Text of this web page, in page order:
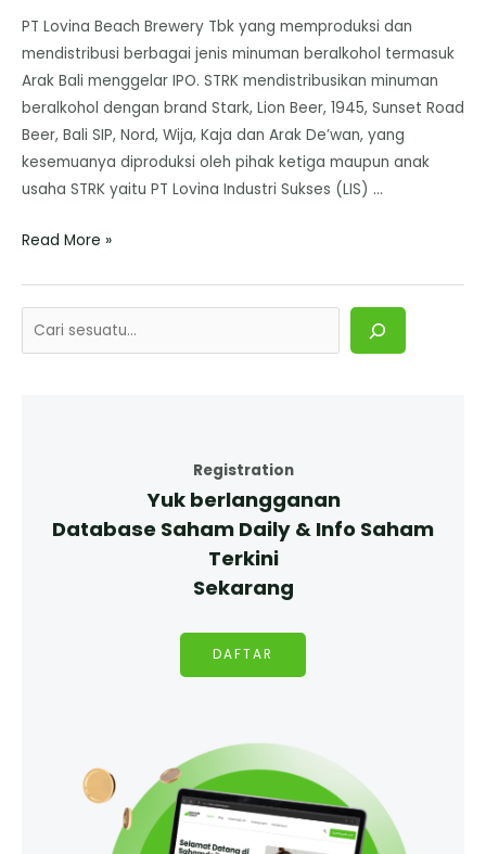
PT Lovina Beach Brewery Tbk yang memproduksi dan
mendistribusi berbagai jenis minuman beralkohol termasuk
Arak Bali menggelar IPO. STRK mendistribusikan minuman
beralkohol dengan brand Stark, Lion Beer, 1945, Sunset Road
Beer, Bali SIP, Nord, Wija, Kaja dan Arak De’wan, yang
kesemuanya diproduksi oleh pihak ketiga maupun anak
usaha STRK yaitu PT Lovina Industri Sukses (LIS) …
Read More »
Registration
Yuk berlangganan
Database Saham Daily & Info Saham
Terkini
Sekarang
DAFTAR